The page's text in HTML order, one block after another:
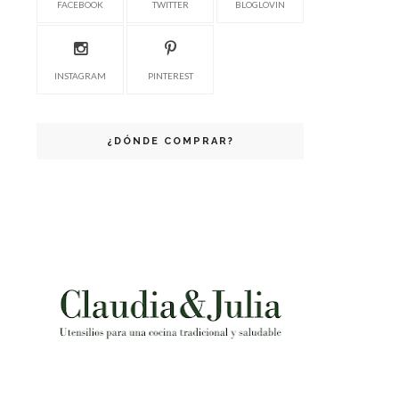
FACEBOOK TWITTER BLOGLOVIN
INSTAGRAM PINTEREST
¿DÓNDE COMPRAR?